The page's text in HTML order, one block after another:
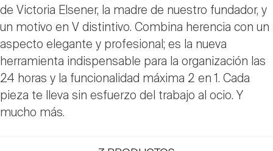
de Victoria Elsener, la madre de nuestro fundador, y
un motivo en V distintivo. Combina herencia con un
aspecto elegante y profesional; es la nueva
herramienta indispensable para la organización las
24 horas y la funcionalidad máxima 2 en 1. Cada
pieza te lleva sin esfuerzo del trabajo al ocio. Y
mucho más.